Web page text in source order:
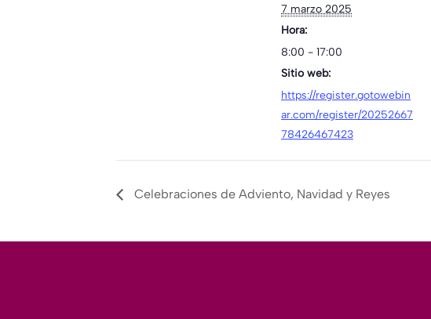
7 marzo 2025
Hora:
8:00 - 17:00
Sitio web:
https://register.gotowebin
ar.com/register/20252667
78426467423
Celebraciones de Adviento, Navidad y Reyes